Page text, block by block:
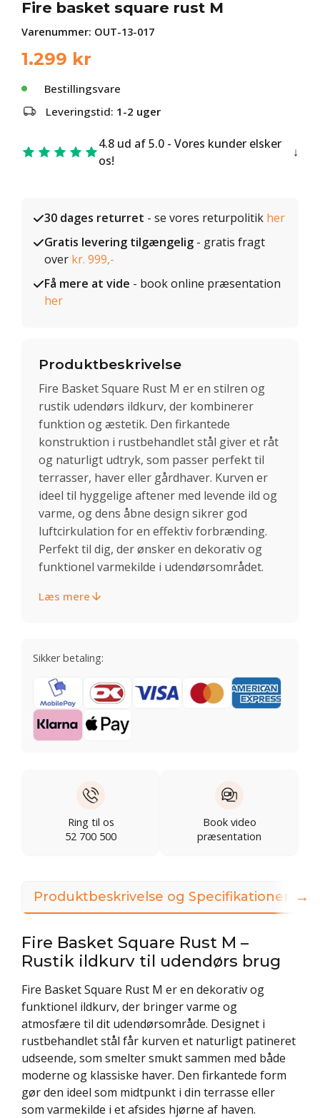
Fire basket square rust M
Varenummer: OUT-13-017
1.299 kr
Bestillingsvare
Leveringstid: 1-2 uger
4.8 ud af 5.0 - Vores kunder elsker
os!
30 dages returret - se vores returpolitik her
Gratis levering tilgængelig - gratis fragt
over kr. 999,-
Få mere at vide - book online præsentation
her
Produktbeskrivelse
Fire Basket Square Rust M er en stilren og
rustik udendørs ildkurv, der kombinerer
funktion og æstetik. Den firkantede
konstruktion i rustbehandlet stål giver et råt
og naturligt udtryk, som passer perfekt til
terrasser, haver eller gårdhaver. Kurven er
ideel til hyggelige aftener med levende ild og
varme, og dens åbne design sikrer god
luftcirkulation for en effektiv forbrænding.
Perfekt til dig, der ønsker en dekorativ og
funktionel varmekilde i udendørsområdet.
Læs mere
Sikker betaling:
Ring til os
52 700 500
Book video
præsentation
Produktbeskrivelse og Specifikationer
Fire Basket Square Rust M –
Rustik ildkurv til udendørs brug
Fire Basket Square Rust M er en dekorativ og
funktionel ildkurv, der bringer varme og
atmosfære til dit udendørsområde. Designet i
rustbehandlet stål får kurven et naturligt patineret
udseende, som smelter smukt sammen med både
moderne og klassiske haver. Den firkantede form
gør den ideel som midtpunkt i din terrasse eller
som varmekilde i et afsides hjørne af haven.
→